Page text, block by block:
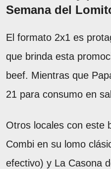
Semana del
El formato 2x1 es
que brinda esta
beef. Mientras que
21 para consumo en
Otros locales con este
Combi en su lomo
efectivo) y La Casona